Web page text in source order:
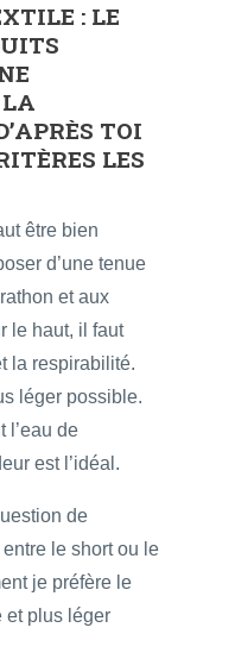
: LE
TOI
LES
être bien
d’une tenue
et aux
le haut, il faut
la respirabilité.
léger possible.
l’eau de
est l’idéal.
de
le short ou le
je préfère le
et plus léger